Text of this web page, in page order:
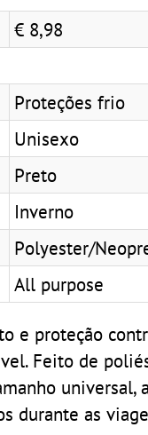
€ 8,98
Proteções frio
Unisexo
Preto
Inverno
Polyester/
All purpose
e proteção
Feito de
durante as